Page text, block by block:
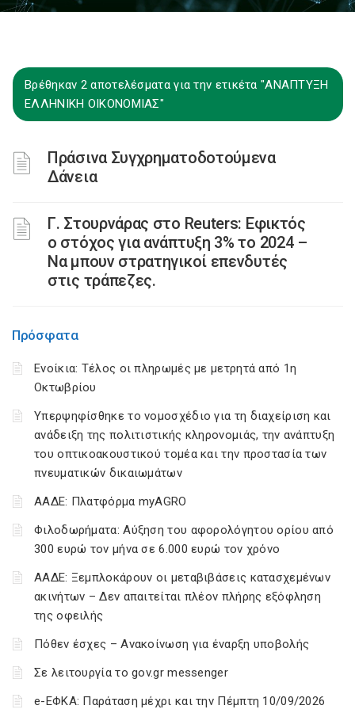
Βρέθηκαν 2 αποτελέσματα για την ετικέτα "ΑΝΑΠΤΥΞΗ
ΕΛΛΗΝΙΚΗ ΟΙΚΟΝΟΜΙΑΣ"
Πράσινα Συγχρηματοδοτούμενα
Δάνεια
Γ. Στουρνάρας στο Reuters: Εφικτός
ο στόχος για ανάπτυξη 3% το 2024 –
Να μπουν στρατηγικοί επενδυτές
στις τράπεζες.
Πρόσφατα
Ενοίκια: Τέλος οι πληρωμές με μετρητά από 1η
Οκτωβρίου
Υπερψηφίσθηκε το νομοσχέδιο για τη διαχείριση και
ανάδειξη της πολιτιστικής κληρονομιάς, την ανάπτυξη
του οπτικοακουστικού τομέα και την προστασία των
πνευματικών δικαιωμάτων
ΑΑΔΕ: Πλατφόρμα myAGRO
Φιλοδωρήματα: Αύξηση του αφορολόγητου ορίου από
300 ευρώ τον μήνα σε 6.000 ευρώ τον χρόνο
ΑΑΔΕ: Ξεμπλοκάρουν οι μεταβιβάσεις κατασχεμένων
ακινήτων – Δεν απαιτείται πλέον πλήρης εξόφληση
της οφειλής
Πόθεν έσχες – Ανακοίνωση για έναρξη υποβολής
Σε λειτουργία το gov.gr messenger
e-ΕΦΚΑ: Παράταση μέχρι και την Πέμπτη 10/09/2026